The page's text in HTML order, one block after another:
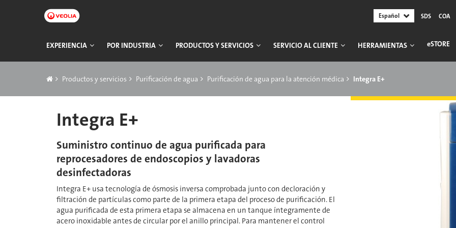
Español SDS COA
Navegación
principal
EXPERIENCIA POR INDUSTRIA PRODUCTOS Y SERVICIOS SERVICIO AL CLIENTE HERRAMIENTAS ESTORE
Productos y servicios Purificación de agua Purificación de agua para la atención médica Integra E+
Integra E+
Suministro continuo de agua purificada para
reprocesadores de endoscopios y lavadoras
desinfectadoras
Integra E+ usa tecnología de ósmosis inversa comprobada junto con decloración y
filtración de partículas como parte de la primera etapa del proceso de purificación. El
agua purificada de esta primera etapa se almacena en un tanque íntegramente de
acero inoxidable antes de circular por el anillo principal. Para mantener el control